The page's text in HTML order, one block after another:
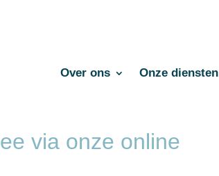
Over ons Onze diensten
via onze online